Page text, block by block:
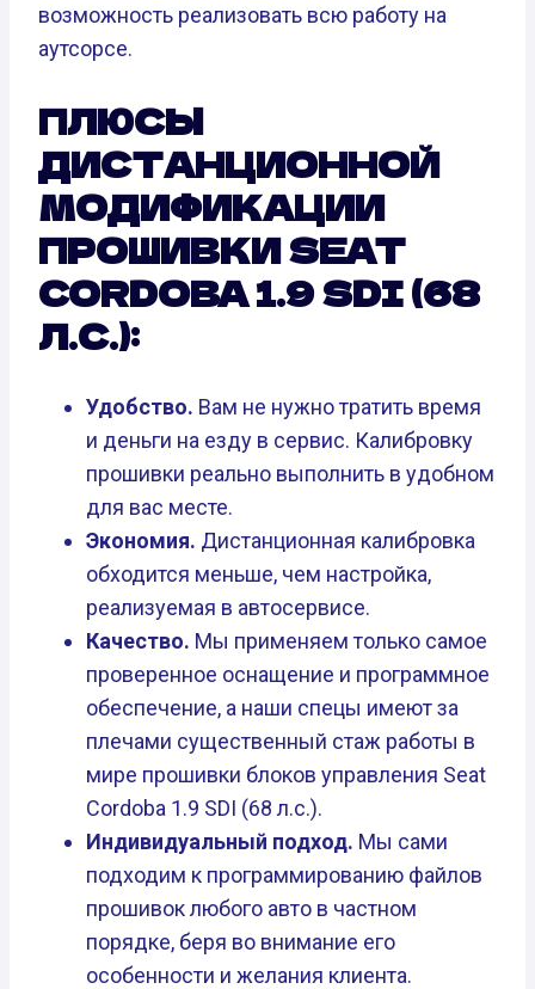
возможность реализовать всю работу на
аутсорсе.
ПЛЮСЫ
ДИСТАНЦИОННОЙ
МОДИФИКАЦИИ
ПРОШИВКИ SEAT
CORDOBA 1.9 SDI (68
Л.С.):
Удобство. Вам не нужно тратить время
и деньги на езду в сервис. Калибровку
прошивки реально выполнить в удобном
для вас месте.
Экономия. Дистанционная калибровка
обходится меньше, чем настройка,
реализуемая в автосервисе.
Качество. Мы применяем только самое
проверенное оснащение и программное
обеспечение, а наши спецы имеют за
плечами существенный стаж работы в
мире прошивки блоков управления Seat
Cordoba 1.9 SDI (68 л.с.).
Индивидуальный подход. Мы сами
подходим к программированию файлов
прошивок любого авто в частном
порядке, беря во внимание его
особенности и желания клиента.